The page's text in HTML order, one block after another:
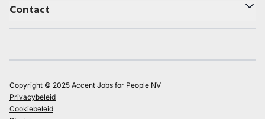
Contact
Copyright © 2025 Accent Jobs for People NV
Privacybeleid
Cookiebeleid